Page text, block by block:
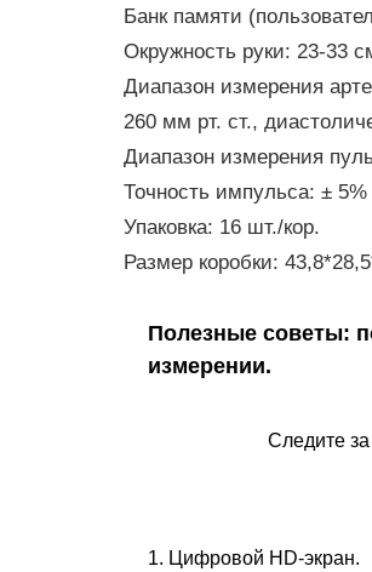
Банк памяти
Окружность руки: 23-33
Диапазон измерения
260 мм рт. ст.,
Диапазон измерения
Точность импульса: ± 5%
Упаковка: 16 шт./кор.
Размер коробки:
Полезные советы:
измерении.
Следите
1. Цифровой HD-экран.